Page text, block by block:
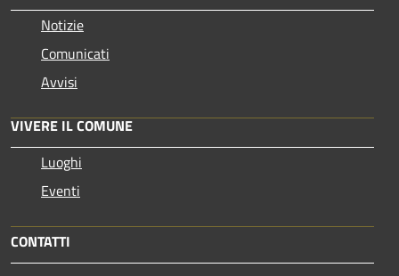
Notizie
Comunicati
Avvisi
VIVERE IL COMUNE
Luoghi
Eventi
CONTATTI